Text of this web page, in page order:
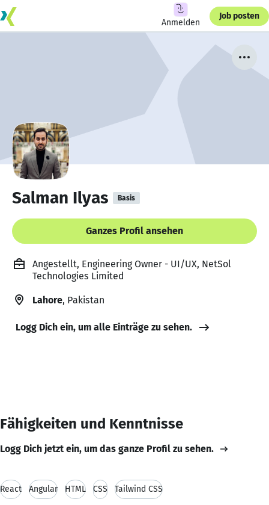
Anmelden
Job posten
Salman Ilyas Basis
Ganzes Profil ansehen
Angestellt, Engineering Owner - UI/UX, NetSol
Technologies Limited
Lahore, Pakistan
Logg Dich ein, um alle Einträge zu sehen.
Fähigkeiten und Kenntnisse
Logg Dich jetzt ein, um das ganze Profil zu sehen.
React Angular HTML CSS Tailwind CSS